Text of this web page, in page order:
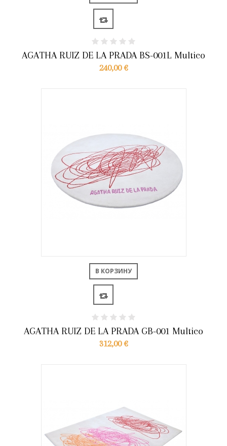
AGATHA RUIZ DE LA PRADA BS-001L Multico
240,00 €
В КОРЗИНУ
AGATHA RUIZ DE LA PRADA GB-001 Multico
312,00 €